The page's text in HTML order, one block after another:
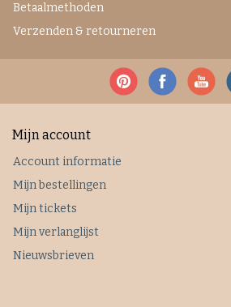
Betaalmethoden
Verzenden & retourneren
Mijn account
Account informatie
Mijn bestellingen
Mijn tickets
Mijn verlanglijst
Nieuwsbrieven